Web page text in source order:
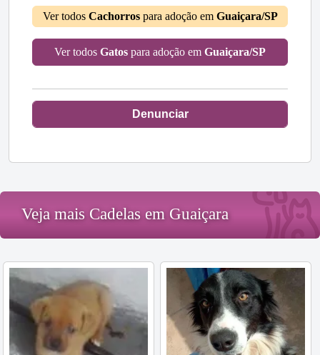
Ver todos Cachorrospara adoção em Guaiçara/SP
Ver todos Gatos para adoção em Guaiçara/SP
Denunciar
Veja mais Cadelas em Guaiçara